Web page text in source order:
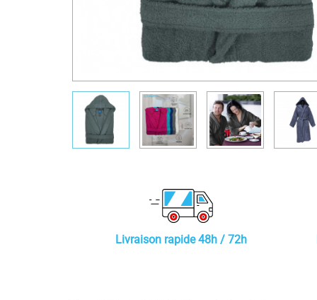
Livraison rapide 48h / 72h